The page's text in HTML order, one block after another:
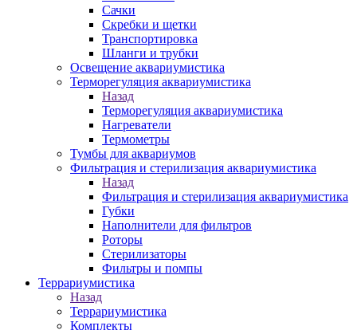
Сачки
Скребки и щетки
Транспортировка
Шланги и трубки
Освещение аквариумистика
Терморегуляция аквариумистика
Назад
Терморегуляция аквариумистика
Нагреватели
Термометры
Тумбы для аквариумов
Фильтрация и стерилизация аквариумистика
Назад
Фильтрация и стерилизация аквариумистика
Губки
Наполнители для фильтров
Роторы
Стерилизаторы
Фильтры и помпы
Террариумистика
Назад
Террариумистика
Комплекты